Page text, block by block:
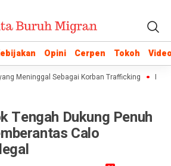
Opini Cerpen Tokoh
Opini Cerpen Tokoh
Meninggal Sebagai Korban Trafficking Istilah
Tengah Dukung Penuh
Calo